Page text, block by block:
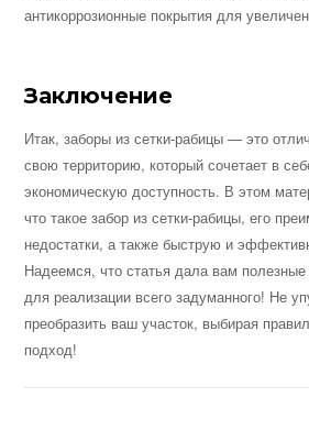
антикоррозионные покрытия для
Заключение
Итак, заборы из сетки-рабицы — это
свою территорию, который сочетает в
экономическую доступность. В этом
что такое забор из сетки-рабицы, его
недостатки, а также быструю и
Надеемся, что статья дала вам
для реализации всего задуманного! Не
преобразить ваш участок, выбирая
подход!